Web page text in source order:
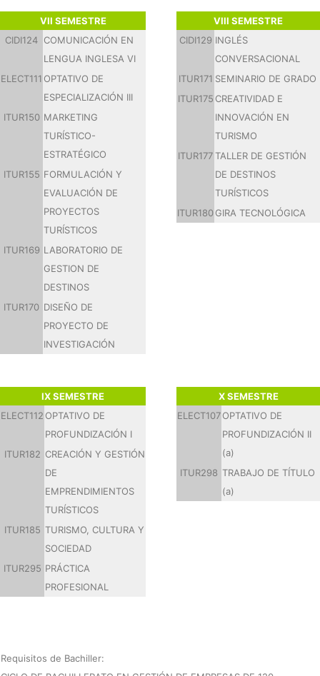
VII SEMESTRE
CIDI124 COMUNICACIÓN EN
LENGUA INGLESA VI
ELECT111 OPTATIVO DE
ESPECIALIZACIÓN III
ITUR150 MARKETING
TURÍSTICO-
ESTRATÉGICO
ITUR155 FORMULACIÓN Y
EVALUACIÓN DE
PROYECTOS
TURÍSTICOS
ITUR169 LABORATORIO DE
GESTION DE
DESTINOS
ITUR170 DISEÑO DE
PROYECTO DE
INVESTIGACIÓN
VIII SEMESTRE
CIDI129 INGLÉS
CONVERSACIONAL
ITUR171 SEMINARIO DE GRADO
ITUR175 CREATIVIDAD E
INNOVACIÓN EN
TURISMO
ITUR177TALLER DE GESTIÓN
DE DESTINOS
TURÍSTICOS
ITUR180GIRA TECNOLÓGICA
IX SEMESTRE
ELECT112 OPTATIVO DE
PROFUNDIZACIÓN I
ITUR182 CREACIÓN Y GESTIÓN
DE
EMPRENDIMIENTOS
TURÍSTICOS
ITUR185 TURISMO, CULTURA Y
SOCIEDAD
ITUR295 PRÁCTICA
PROFESIONAL
X SEMESTRE
ELECT107OPTATIVO DE
PROFUNDIZACIÓN II
(a)
ITUR298 TRABAJO DE TÍTULO
(a)
Requisitos de Bachiller: